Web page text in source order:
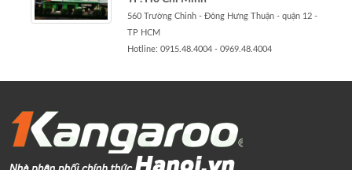
560 Trường Chinh - Đông Hưng Thuận - quận 12 -
TP HCM
Hotline: 0915.48.4004 - 0969.48.4004